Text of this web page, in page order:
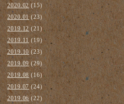
2020.02(15)
2020.01(23)
2019.12 (21)
2019.11(19)
2019.10(23)
2019.09(29)
2019.08 (16)
2019.07(24)
2019.06 (22)